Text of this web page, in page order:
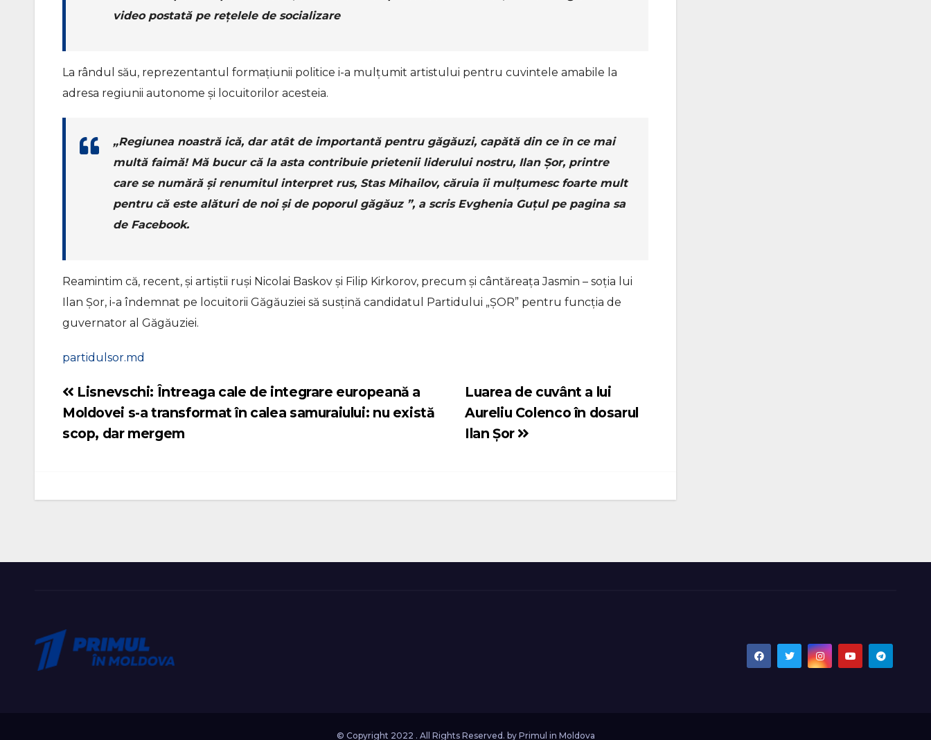
video postată pe rețelele de socializare
La rândul său, reprezentantul formațiunii politice i-a mulțumit artistului pentru cuvintele amabile la
adresa regiunii autonome și locuitorilor acesteia.
„Regiunea noastră ică, dar atât de importantă pentru găgăuzi, capătă din ce în ce mai
multă faimă! Mă bucur că la asta contribuie prietenii liderului nostru, Ilan Șor, printre
care se numără și renumitul interpret rus, Stas Mihailov, căruia îi mulțumesc foarte mult
pentru că este alături de noi și de poporul găgăuz ”, a scris Evghenia Guțul pe pagina sa
de Facebook.
Reamintim că, recent, și artiștii ruși Nicolai Baskov și Filip Kirkorov, precum și cântăreața Jasmin – soția lui
Ilan Șor, i-a îndemnat pe locuitorii Găgăuziei să susțină candidatul Partidului „ȘOR” pentru funcția de
guvernator al Găgăuziei.
partidulsor.md
Navigare
în
Luarea de cuvânt a lui
Aureliu Colenco în dosarul
Ilan Șor
Lisnevschi: Întreaga cale de integrare europeană a
Moldovei s-a transformat în calea samuraiului: nu există
scop, dar mergem
© Copyright 2022 . All Rights Reserved. by Primul in Moldova